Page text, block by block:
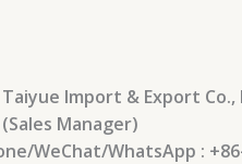
Import & Export Co.,
Manager)
WeChat/WhatsApp :